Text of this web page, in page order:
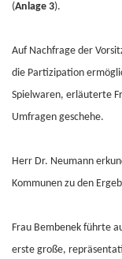
(Anlage 3).
Auf Nachfrage der
die Partizipation
Spielwaren, erläuterte
Umfragen geschehe.
Herr Dr. Neumann
Kommunen zu den
Frau Bembenek führte
erste große,